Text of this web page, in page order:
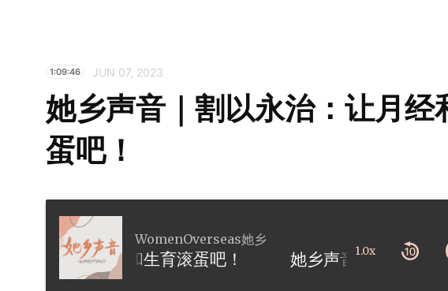
1:09:46 JUN 07, 2023
她乡声音｜割以永治：让月经
蛋吧！
WomenOverseas她乡
治：让月经和生育滚蛋吧！ 1.0x